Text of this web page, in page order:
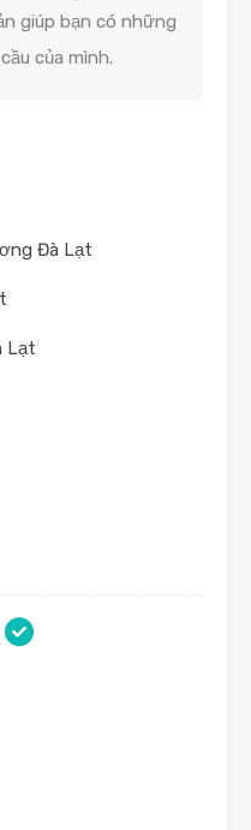
giúp bạn có những
của mình.
Đà Lạt
Lạt